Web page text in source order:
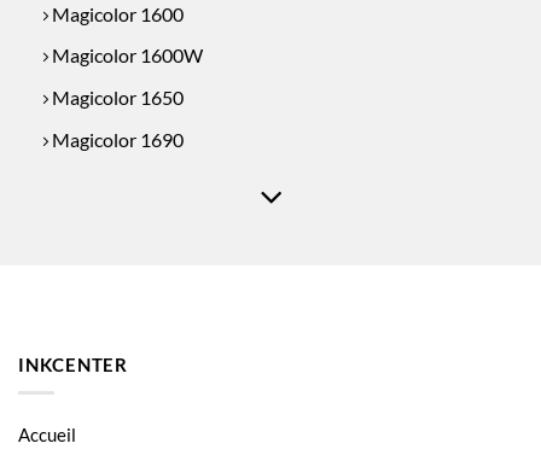
Magicolor 1600
Magicolor 1600W
Magicolor 1650
Magicolor 1690
INKCENTER
Accueil